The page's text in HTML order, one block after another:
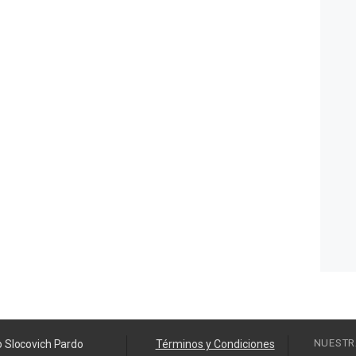
Slocovich Pardo Términos y Condiciones